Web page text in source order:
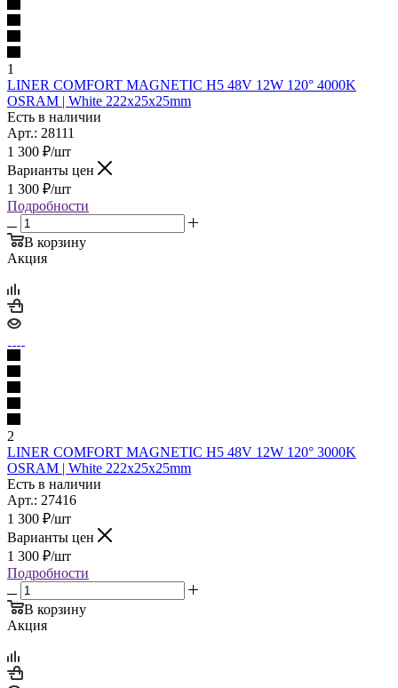
1
LINER COMFORT MAGNETIC Н5 48V 12W 120° 4000K
OSRAM | White 222х25х25mm
Есть в наличии
Арт.: 28111
1 300 ₽/шт
Варианты цен
1 300 ₽/шт
Подробности
В корзину
Акция
2
LINER COMFORT MAGNETIC Н5 48V 12W 120° 3000K
OSRAM | White 222х25х25mm
Есть в наличии
Арт.: 27416
1 300 ₽/шт
Варианты цен
1 300 ₽/шт
Подробности
В корзину
Акция